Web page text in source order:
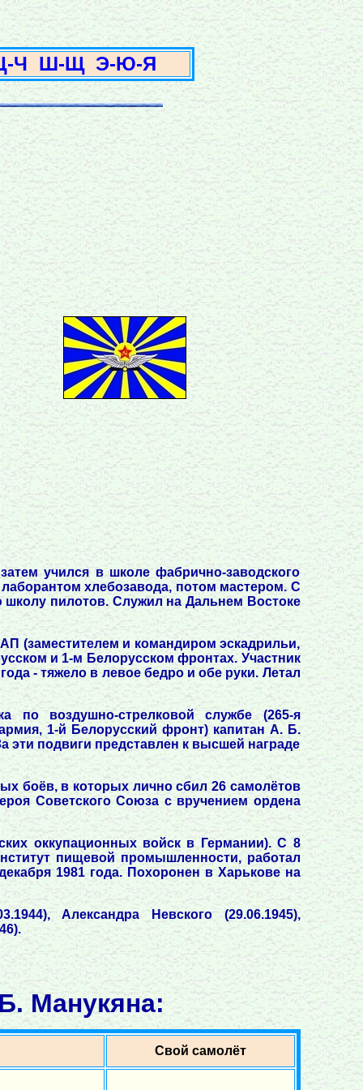
Ч Ш-Щ Э-Ю-Я
учился в школе фабрично-заводского
хлебозавода, потом мастером. С
школу пилотов. Служил на Дальнем Востоке
(заместителем и командиром эскадрильи,
и 1-м Белорусском фронтах. Участник
- тяжело в левое бедро и обе руки. Летал
по воздушно-стрелковой службе (265-я
1-й Белорусский фронт) капитан А. Б.
подвиги представлен к высшей награде
боёв, в которых лично сбил 26 самолётов
Советского Союза с вручением ордена
оккупационных войск в Германии). С 8
пищевой промышленности, работал
1981 года. Похоронен в Харькове на
Александра Невского (29.06.1945),
Манукяна:
Свой самолёт